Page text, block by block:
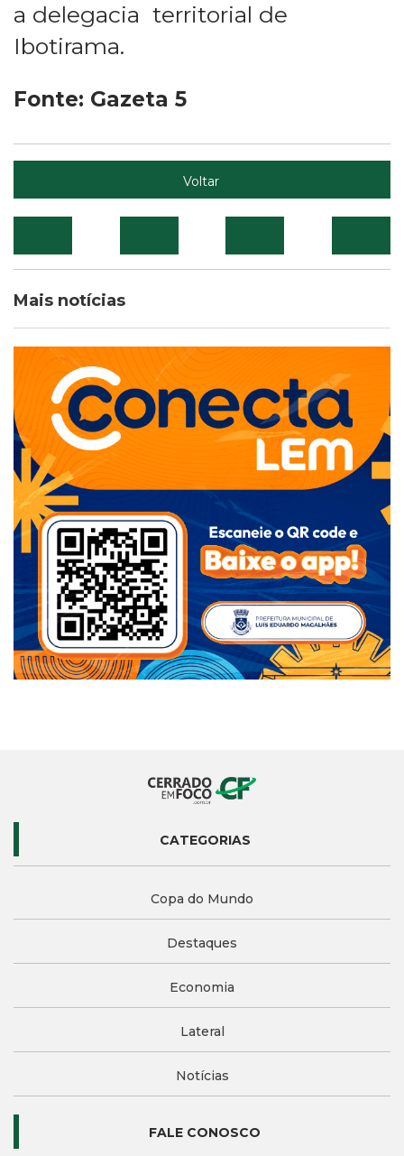
a delegacia territorial de
Ibotirama.
Fonte: Gazeta 5
Voltar
Mais notícias
CATEGORIAS
Copa do Mundo
Destaques
Economia
Lateral
Notícias
FALE CONOSCO